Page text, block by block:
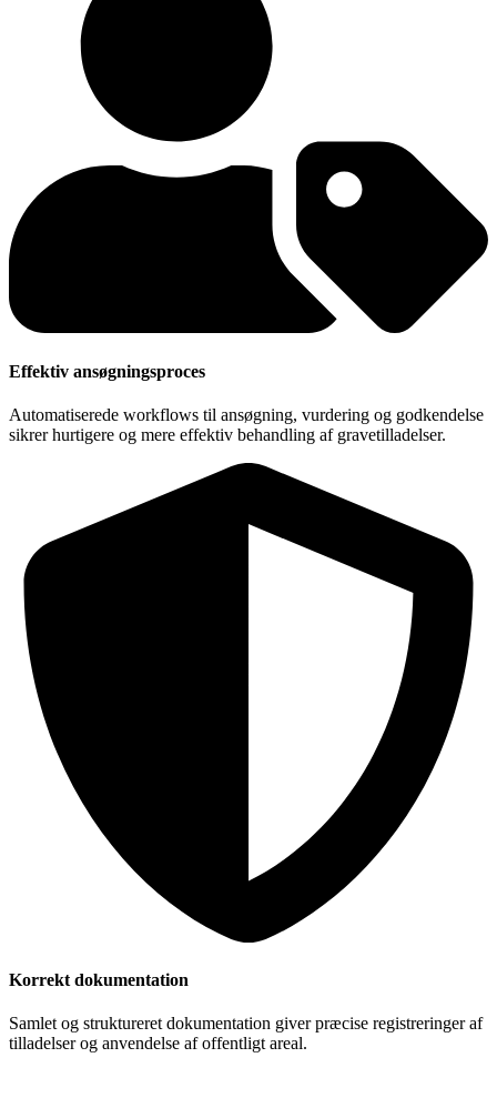
Effektiv ansøgningsproces
Automatiserede workflows til ansøgning, vurdering og godkendelse
sikrer hurtigere og mere effektiv behandling af gravetilladelser.
Korrekt dokumentation
Samlet og struktureret dokumentation giver præcise registreringer af
tilladelser og anvendelse af offentligt areal.